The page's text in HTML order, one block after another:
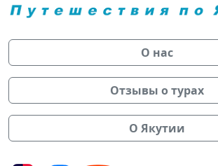
О нас
Отзывы о турах
О Якутии